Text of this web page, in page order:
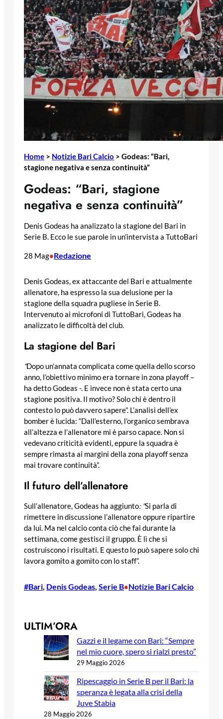
Home > Notizie Bari Calcio > Godeas: “Bari,
stagione negativa e senza continuità”
Godeas: “Bari, stagione
negativa e senza continuità”
Denis Godeas ha analizzato la stagione del Bari in
Serie B. Ecco le sue parole in un’intervista a TuttoBari
28 Mag•Redazione
Denis Godeas, ex attaccante del Bari e attualmente
allenatore, ha espresso la sua delusione per la
stagione della squadra pugliese in Serie B.
Intervenuto ai microfoni di TuttoBari, Godeas ha
analizzato le difficoltà del club.
La stagione del Bari
“Dopo un’annata complicata come quella dello scorso
anno, l’obiettivo minimo era tornare in zona playoff –
ha detto Godeas -. E invece non è stata certo una
stagione positiva. Il motivo? Solo chi è dentro il
contesto lo può davvero sapere”. L’analisi dell’ex
bomber è lucida: “Dall’esterno, l’organico sembrava
all’altezza e l’allenatore mi è parso capace. Non si
vedevano criticità evidenti, eppure la squadra è
sempre rimasta ai margini della zona playoff senza
mai trovare continuità”.
Il futuro dell’allenatore
Sull’allenatore, Godeas ha aggiunto: “Si parla di
rimettere in discussione l’allenatore oppure ripartire
da lui. Ma nel calcio conta ciò che fai durante la
settimana, come gestisci il gruppo. È lì che si
costruiscono i risultati. E questo lo può sapere solo chi
lavora gomito a gomito con lo staff”.
#Bari, Denis Godeas, Serie B•Notizie Bari Calcio
ULTIM’ORA
Gazzi e il legame con Bari: “Sempre
nel mio cuore, spero si rialzi presto”
29 Maggio 2026
Ripescaggio in Serie B per il Bari: la
speranza è legata alla crisi della
Juve Stabia
28 Maggio 2026